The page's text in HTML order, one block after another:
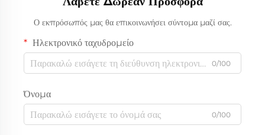
Ο εκπρόσωπός μας θα επικοινωνήσει σύντομα μαζί σας.
Ηλεκτρονικό ταχυδρομείο
0/100
Όνομα
0/100